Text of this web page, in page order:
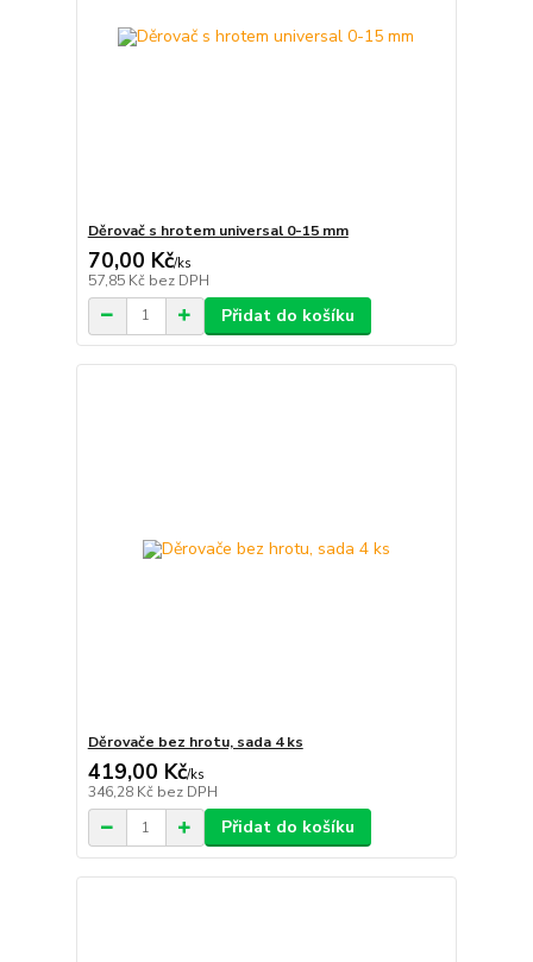
Děrovač s hrotem universal 0-15 mm
70,00 Kč/ks
57,85 Kč bez DPH
Přidat do košíku
Děrovače bez hrotu, sada 4 ks
419,00 Kč/ks
346,28 Kč bez DPH
Přidat do košíku